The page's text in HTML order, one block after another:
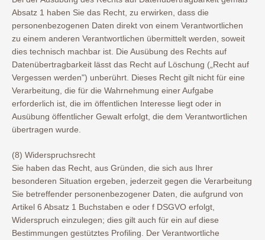
Absatz 1 haben Sie das Recht, zu erwirken, dass die
personenbezogenen Daten direkt von einem Verantwortlichen
zu einem anderen Verantwortlichen übermittelt werden, soweit
dies technisch machbar ist. Die Ausübung des Rechts auf
Datenübertragbarkeit lässt das Recht auf Löschung („Recht auf
Vergessen werden") unberührt. Dieses Recht gilt nicht für eine
Verarbeitung, die für die Wahrnehmung einer Aufgabe
erforderlich ist, die im öffentlichen Interesse liegt oder in
Ausübung öffentlicher Gewalt erfolgt, die dem Verantwortlichen
übertragen wurde.
(8) Widerspruchsrecht
Sie haben das Recht, aus Gründen, die sich aus Ihrer
besonderen Situation ergeben, jederzeit gegen die Verarbeitung
Sie betreffender personenbezogener Daten, die aufgrund von
Artikel 6 Absatz 1 Buchstaben e oder f DSGVO erfolgt,
Widerspruch einzulegen; dies gilt auch für ein auf diese
Bestimmungen gestütztes Profiling. Der Verantwortliche